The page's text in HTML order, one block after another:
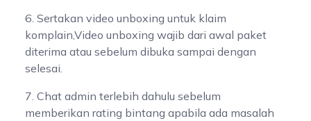
6. Sertakan video unboxing untuk klaim
komplain,Video unboxing wajib dari awal paket
diterima atau sebelum dibuka sampai dengan
selesai.
7. Chat admin terlebih dahulu sebelum
memberikan rating bintang apabila ada masalah